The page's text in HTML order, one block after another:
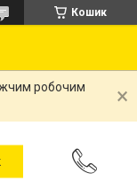
Кошик
робочим